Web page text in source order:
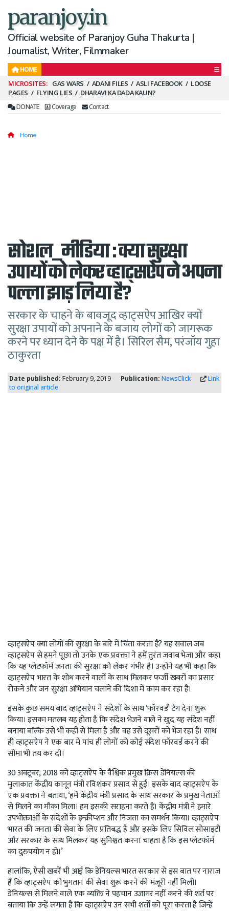
paranjoy.in
Official website of Paranjoy Guha Thakurta |
Journalist, Writer, Filmmaker
HOME
Secondary
Menu
GAS WARS ADANI FILES ASLI FACEBOOK
LOOSE
PAGES
FLYING LIES DHARAVI KA DADA KAUN?
DONATE Coverage Contact
Home
सोशल_मीडिया : क्या सुरक्षा
उपायों को लेकर व्हाट्सऐप ने अपना
पल्ला झाड़ लिया है?
सरकार के चाहने के बावजूद व्हाट्सऐप आखिर क्यों
सुरक्षा उपायों को अपनाने के बजाय लोगों को जागरूक
करने पर ध्यान देने के पक्ष में है। सिरिल सैम, परंजॉय गुहा
ठाकुरता
Date published: February 9, 2019 Publication: NewsClick
Link
to original article
व्हाट्सऐप क्या लोगों की सुरक्षा के बारे में चिंता करता है? यह सवाल जब
व्हाट्सऐप से हमने पूछा तो उनके एक प्रवक्ता ने हमें तुरंत जवाब भेजा और कहा
कि यह प्लेटफॉर्म जनता की सुरक्षा को लेकर गंभीर है। उन्होंने यह भी कहा कि
व्हाट्सऐप भारत के शोध करने वालों के साथ मिलकर फर्जी खबरों का प्रसार
रोकने और जन सुरक्षा अभियान चलाने की दिशा में काम कर रहा है।
इसके कुछ समय बाद व्हाट्सऐप ने संदेशों के साथ ‘फॉरवर्ड’ टैग देना शुरू
किया। इसका मतलब यह होता है कि संदेश भेजने वाले ने खुद यह संदेश नहीं
बनाया बल्कि उसे भी कहीं से मिला है और वह उसे दूसरों को भेज रहा है। साथ
ही व्हाट्सऐप ने एक बार में पांच ही लोगों को कोई संदेश फॉरवर्ड करने की
सीमा भी तय कर दी।
30 अक्टूबर, 2018 को व्हाट्सऐप के वैश्विक प्रमुख क्रिस डेनियल्स की
मुलाकात केंद्रीय कानून मंत्री रविशंकर प्रसाद से हुई। इसके बाद व्हाट्सऐप के
एक प्रवक्ता ने बताया, ‘हमें केंद्रीय मंत्री प्रसाद के साथ सरकार के प्रमुख नेताओं
से मिलने का मौका मिला। हम इसकी सराहना करते हैं। केंद्रीय मंत्री ने हमारे
उपभोक्ताओं के संदेशों के इन्क्रीप्शन और निजता का समर्थन किया। व्हाट्सऐप
भारत की जनता की सेवा के लिए प्रतिबद्ध है और इसके लिए सिविल सोसाइटी
और सरकार के साथ मिलकर यह सुनिश्चत करना चाहता है कि इस प्लेटफॉर्म
का दुरुपयोग न हो।’
हालांकि, ऐसी खबरें भी आईं कि डेनियल्स भारत सरकार से इस बात पर नाराज
हैं कि व्हाट्सऐप को भुगतान की सेवा शुरू करने की मंजूरी नहीं मिली।
डेनियल्स से मिलने वाले एक व्यक्ति ने पहचान उजागर नहीं करने की शर्त पर
बताया कि उन्हें लगता है कि व्हाट्सऐप उन सभी शर्तों को पूरा करता है जिन्हें